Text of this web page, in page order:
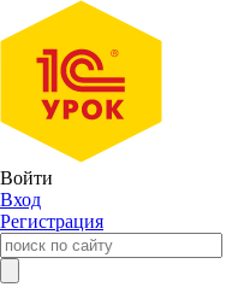
Войти
Вход
Регистрация